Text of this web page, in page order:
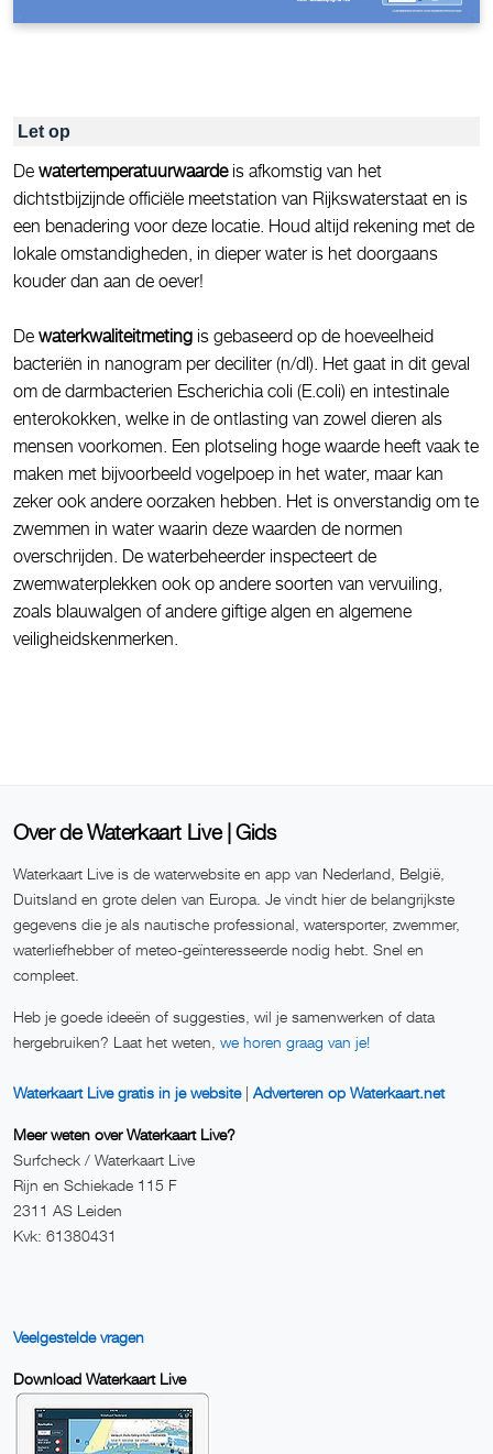
Let op
De watertemperatuurwaardeis afkomstig van het
dichtstbijzijnde officiële meetstation van Rijkswaterstaat en is
een benadering voor deze locatie. Houd altijd rekening met de
lokale omstandigheden, in dieper water is het doorgaans
kouder dan aan de oever!
De waterkwaliteitmeting is gebaseerd op de hoeveelheid
bacteriën in nanogram per deciliter (n/dl). Het gaat in dit geval
om de darmbacterien Escherichia coli (E.coli) en intestinale
enterokokken, welke in de ontlasting van zowel dieren als
mensen voorkomen. Een plotseling hoge waarde heeft vaak te
maken met bijvoorbeeld vogelpoep in het water, maar kan
zeker ook andere oorzaken hebben. Het is onverstandig om te
zwemmen in water waarin deze waarden de normen
overschrijden. De waterbeheerder inspecteert de
zwemwaterplekken ook op andere soorten van vervuiling,
zoals blauwalgen of andere giftige algen en algemene
veiligheidskenmerken.
Over de Waterkaart Live | Gids
Waterkaart Live is de waterwebsite en app van Nederland, België,
Duitsland en grote delen van Europa. Je vindt hier de belangrijkste
gegevens die je als nautische professional, watersporter, zwemmer,
waterliefhebber of meteo-geïnteresseerde nodig hebt. Snel en
compleet.
Heb je goede ideeën of suggesties, wil je samenwerken of data
hergebruiken? Laat het weten, we horen graag van je!
Waterkaart Live gratis in je website| Adverteren op Waterkaart.net
Meer weten over Waterkaart Live?
Surfcheck / Waterkaart Live
Rijn en Schiekade 115 F
2311 AS Leiden
Kvk: 61380431
Veelgestelde vragen
Download Waterkaart Live